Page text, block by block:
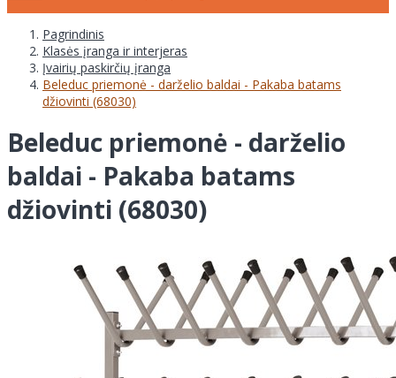
Pagrindinis
Klasės įranga ir interjeras
Įvairių paskirčių įranga
Beleduc priemonė - darželio baldai - Pakaba batams
džiovinti (68030)
Beleduc priemonė - darželio
baldai - Pakaba batams
džiovinti (68030)